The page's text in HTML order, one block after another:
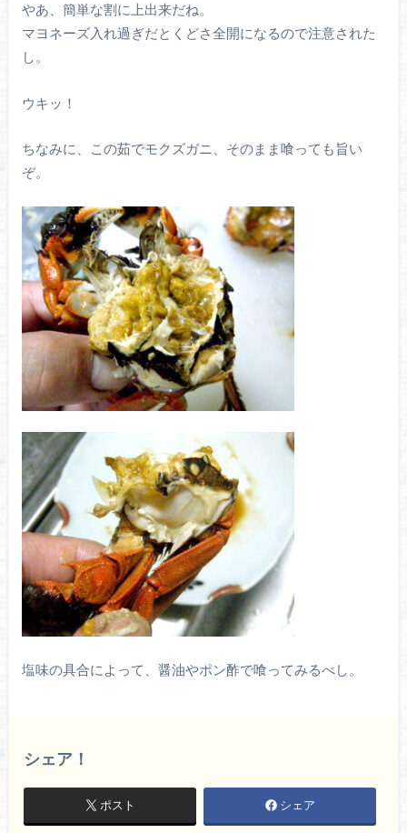
やあ、簡単な割に上出来だね。
マヨネーズ入れ過ぎだとくどさ全開になるので注意された
し。
ウキッ！
ちなみに、この茹でモクズガニ、そのまま喰っても旨い
ぞ。
塩味の具合によって、醤油やポン酢で喰ってみるべし。
シェア！
ポスト シェア